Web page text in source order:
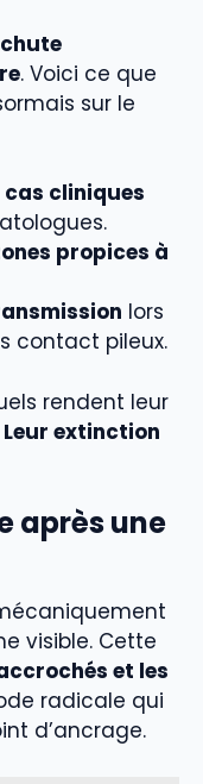
chute
. Voici ce que
sur le
cas cliniques
propices à
lors
contact pileux.
rendent leur
Leur extinction
après une
visible. Cette
et les
radicale qui
d’ancrage.